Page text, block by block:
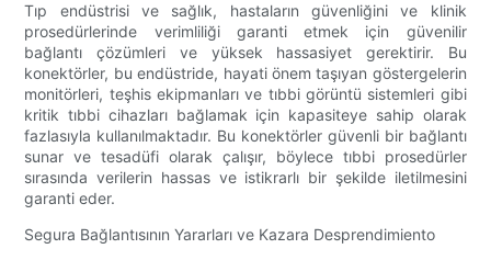
Tıp endüstrisi ve sağlık, hastaların güvenliğini ve klinik
prosedürlerinde verimliliği garanti etmek için güvenilir
bağlantı çözümleri ve yüksek hassasiyet gerektirir. Bu
konektörler, bu endüstride, hayati önem taşıyan göstergelerin
monitörleri, teşhis ekipmanları ve tıbbi görüntü sistemleri gibi
kritik tıbbi cihazları bağlamak için kapasiteye sahip olarak
fazlasıyla kullanılmaktadır. Bu konektörler güvenli bir bağlantı
sunar ve tesadüfi olarak çalışır, böylece tıbbi prosedürler
sırasında verilerin hassas ve istikrarlı bir şekilde iletilmesini
garanti eder.
Segura Bağlantısının Yararları ve Kazara Desprendimiento